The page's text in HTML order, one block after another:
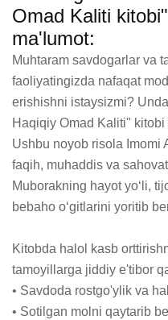
Omad Kaliti
ma'lumot:
Muhtaram savdogarlar va
faoliyatingizda nafaqat
erishishni istaysizmi?
Haqiqiy Omad Kaliti"
Ushbu noyob risola Imomi
faqih, muhaddis va
Muborakning hayot yoʻli,
bebaho oʻgitlarini yoritib
Kitobda halol kasb
tamoyillarga jiddiy e'tibor
• Savdoda rostgo'ylik va
• Sotilgan molni qaytarib